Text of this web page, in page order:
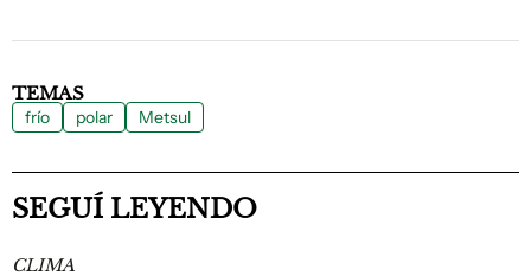
TEMAS
frío polar Metsul
SEGUÍ LEYENDO
CLIMA